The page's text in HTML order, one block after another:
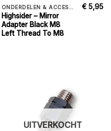
ONDERDELEN & ACCESSORIES
Highsider – Mirror
Adapter Black M8
Left Thread To M8
€ 5,95
UITVERKOCHT